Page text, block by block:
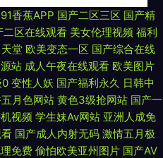
在线 91n免费看导航 91最新在线免费
草成人在线观看 久久这里只 东方色图
国产传媒妞妞成人在线 精品国产高清
亚洲福利在线观看 91大神精品在线
91香蕉APP 国产二区三区 国产精
二区在线观看 美女伦理视频 福利
堂 欧美变态一区 国产综合在线
站 成人午夜在线观看 欧美图片
0 变性人妖 国产福利永久 日韩中
月色网站 黄色3级抢网站 国产一
视频 学生妹Av网站 亚洲人成免
国产成人内射无码 激情五月极
免费 偷怕欧美亚州图片 国产AV